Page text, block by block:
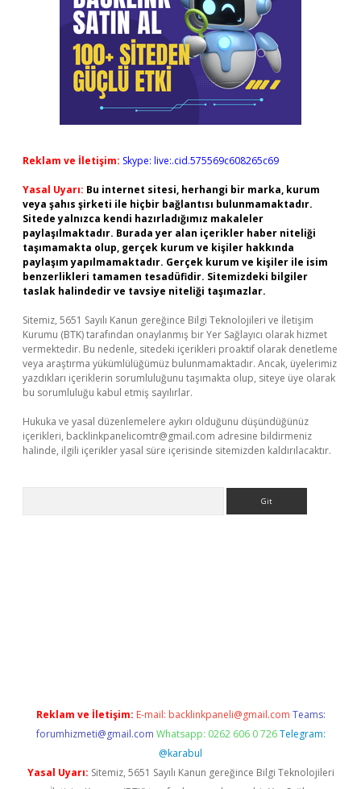
Reklam ve İletişim: Skype: live:.cid.575569c608265c69
Yasal Uyarı: Bu internet sitesi, herhangi bir marka, kurum
veya şahıs şirketi ile hiçbir bağlantısı bulunmamaktadır.
Sitede yalnızca kendi hazırladığımız makaleler
paylaşılmaktadır. Burada yer alan içerikler haber niteliği
taşımamakta olup, gerçek kurum ve kişiler hakkında
paylaşım yapılmamaktadır. Gerçek kurum ve kişiler ile isim
benzerlikleri tamamen tesadüfidir. Sitemizdeki bilgiler
taslak halindedir ve tavsiye niteliği taşımazlar.
Sitemiz, 5651 Sayılı Kanun gereğince Bilgi Teknolojileri ve İletişim
Kurumu (BTK) tarafından onaylanmış bir Yer Sağlayıcı olarak hizmet
vermektedir. Bu nedenle, sitedeki içerikleri proaktif olarak denetleme
veya araştırma yükümlülüğümüz bulunmamaktadır. Ancak, üyelerimiz
yazdıkları içeriklerin sorumluluğunu taşımakta olup, siteye üye olarak
bu sorumluluğu kabul etmiş sayılırlar.
Hukuka ve yasal düzenlemelere aykırı olduğunu düşündüğünüz
içerikleri, backlinkpanelicomtr@gmail.com adresine bildirmeniz
halinde, ilgili içerikler yasal süre içerisinde sitemizden kaldırılacaktır.
Reklam ve İletişim: E-mail: backlinkpaneli@gmail.com Teams:
forumhizmeti@gmail.com Whatsapp: 0262 606 0 726 Telegram:
@karabul
Yasal Uyarı: Sitemiz, 5651 Sayılı Kanun gereğince Bilgi Teknolojileri